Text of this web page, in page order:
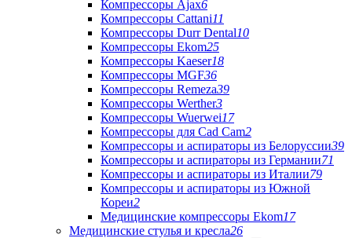
Компрессоры Ajax6
Компрессоры Cattani11
Компрессоры Durr Dental10
Компрессоры Ekom25
Компрессоры Kaeser18
Компрессоры MGF36
Компрессоры Remeza39
Компрессоры Werther3
Компрессоры Wuerwei17
Компрессоры для Cad Cam2
Компрессоры и аспираторы из Белоруссии39
Компрессоры и аспираторы из Германии71
Компрессоры и аспираторы из Италии79
Компрессоры и аспираторы из Южной
Кореи2
Медицинские компрессоры Ekom17
Медицинские стулья и кресла26